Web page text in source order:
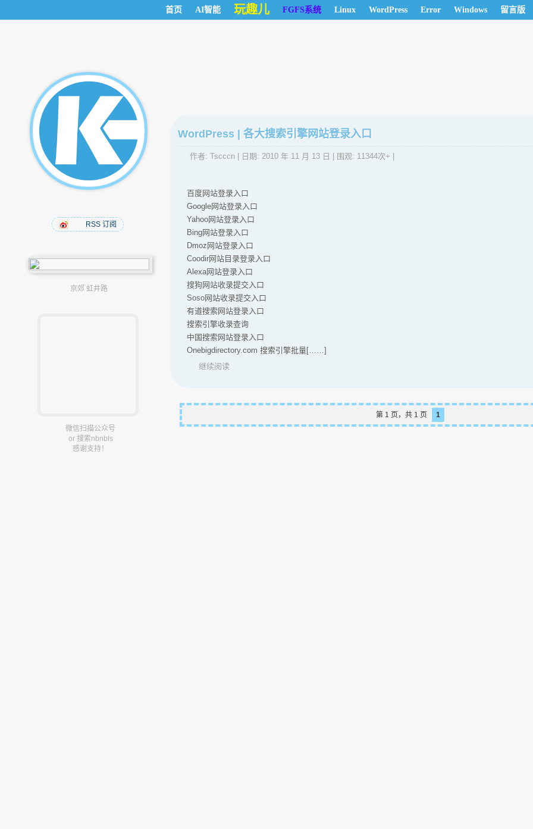
首页 AI智能 玩趣儿 FGFS系统 Linux WordPress Error Windows 留言版
RSS 订阅
京郊 虹井路
微信扫描公众号
or 搜索nbnbls
感谢支持！
WordPress | 各大搜索引擎网站登录入口
作者: Tscccn| 日期: 2010 年 11 月 13 日 | 围观: 11344次+ |
百度网站登录入口
Google网站登录入口
Yahoo网站登录入口
Bing网站登录入口
Dmoz网站登录入口
Coodir网站目录登录入口
Alexa网站登录入口
搜狗网站收录提交入口
Soso网站收录提交入口
有道搜索网站登录入口
搜索引擎收录查询
中国搜索网站登录入口
Onebigdirectory.com 搜索引擎批量[……]
继续阅读
第 1 页，共 1 页 1